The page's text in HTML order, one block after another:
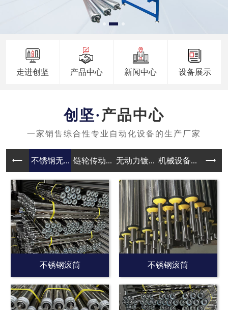
走进创坚 产品中心 新闻中心 设备展示
产品中心
不锈钢无... 链轮传动... 无动力镀... 机械设备... 无动
不锈钢滚筒 不锈钢滚筒